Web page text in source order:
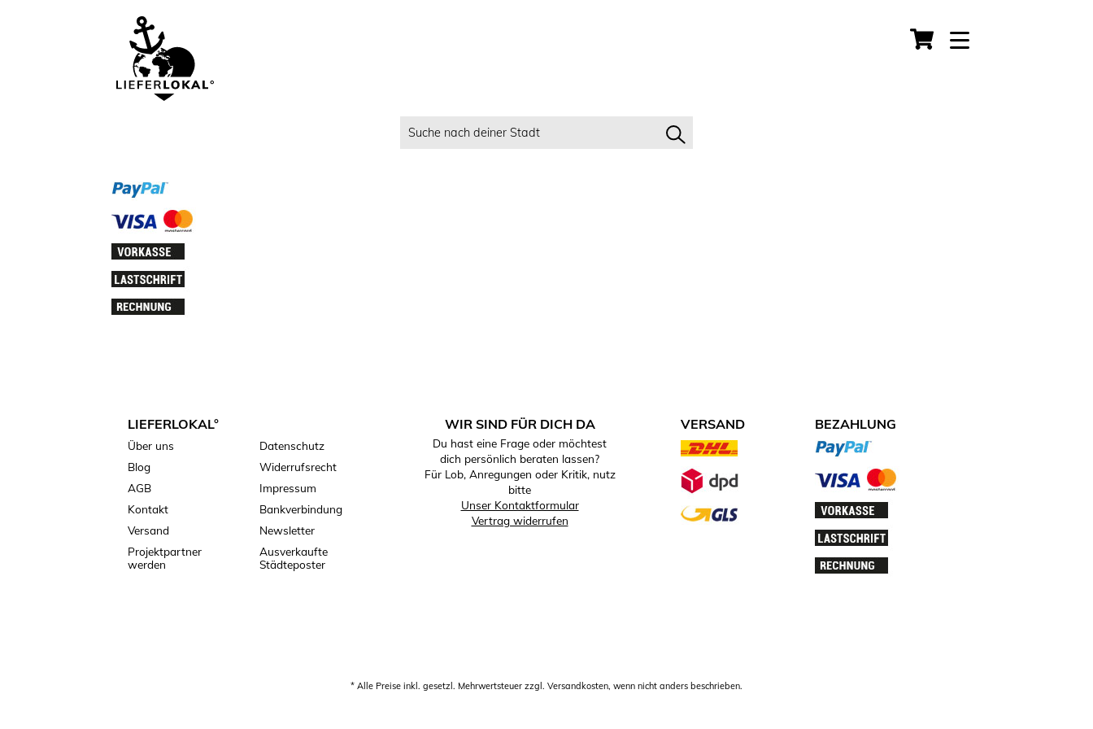
LIEFERLOKAL°
Über uns
Datenschutz
Blog
Widerrufsrecht
AGB
Impressum
Kontakt
Bankverbindung
Versand
Newsletter
Projektpartner
werden
Ausverkaufte
Städteposter
WIR SIND FÜR DICH DA
Du hast eine Frage oder möchtest
dich persönlich beraten lassen?
Für Lob, Anregungen oder Kritik, nutz
bitte
Unser Kontaktformular
Vertrag widerrufen
VERSAND
VERSANDARTEN.JPG
BEZAHLUNG
ZAHLUNGSARTEN.JPG
* Alle Preise inkl. gesetzl. Mehrwertsteuer zzgl. Versandkosten, wenn nicht anders beschrieben.